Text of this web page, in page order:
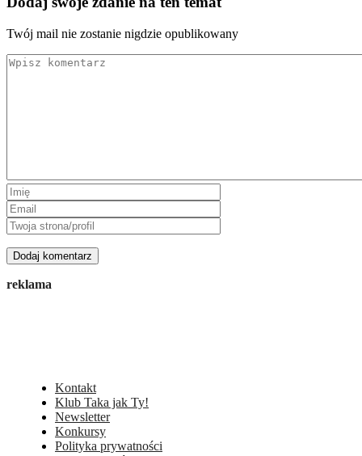
Twój mail nie zostanie nigdzie opublikowany
reklama
Kontakt
Klub Taka jak Ty!
Newsletter
Konkursy
Polityka prywatności